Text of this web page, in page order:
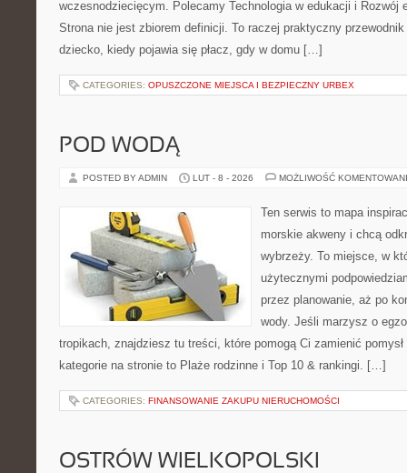
wczesnodziecięcym. Polecamy Technologia w edukacji i Rozwój
Strona nie jest zbiorem definicji. To raczej praktyczny
dziecko, kiedy pojawia się płacz, gdy w domu […]
CATEGORIES: OPUSZCZONE MIEJSCA I BEZPIECZNY URBEX
POD WODĄ
POSTED BY ADMIN LUT - 8 - 2026 MOŻLIWOŚĆ
Ten serwis to mapa
morskie akweny i chcą
wybrzeży. To miejsce, w
użytecznymi
przez planowanie, aż po
wody. Jeśli marzysz o
tropikach, znajdziesz tu treści, które pomogą Ci zamienić pomysł
kategorie na stronie to Plaże rodzinne i Top 10 & rankingi. […]
CATEGORIES: FINANSOWANIE ZAKUPU NIERUCHOMOŚCI
OSTRÓW WIELKOPOLSKI